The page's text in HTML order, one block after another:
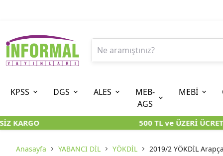
9. SINIF
ÖZGÜN ÜRÜNLER
10. SINIF
KARA KUTU
KPSS
ÖN LİSANS
KARA KUTU KİTAPLARI
ORTAÖĞRETİM
KARA KUTU
DGS ALES
MEB-
AGS
MEBİ
8. SINIF (LGS-İOKBS)
KARA KUTU KİTAPLARI
7. SINIF
KARA KUTU
KARGO 500 TL ve ÜZERİ
Anasayfa YABANCI DİL YÖKDİL 2019/2 YÖKDİL